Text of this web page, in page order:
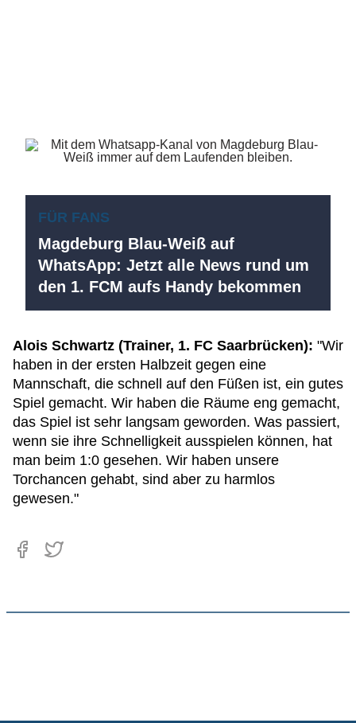
FÜR FANS
Magdeburg Blau-Weiß auf
WhatsApp: Jetzt alle News rund um
den 1. FCM aufs Handy bekommen
Alois Schwartz (Trainer, 1. FC Saarbrücken): "Wir
haben in der ersten Halbzeit gegen eine
Mannschaft, die schnell auf den Füßen ist, ein gutes
Spiel gemacht. Wir haben die Räume eng gemacht,
das Spiel ist sehr langsam geworden. Was passiert,
wenn sie ihre Schnelligkeit ausspielen können, hat
man beim 1:0 gesehen. Wir haben unsere
Torchancen gehabt, sind aber zu harmlos
gewesen."